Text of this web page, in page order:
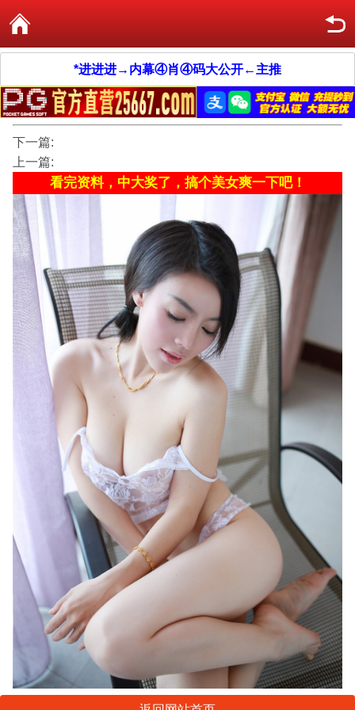
*进进进→内幕④肖④码大公开←主推
下一篇:
上一篇:
看完资料，中大奖了，搞个美女爽一下吧！